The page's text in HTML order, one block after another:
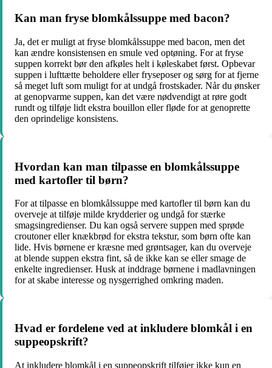
Kan man fryse blomkålssuppe med bacon?
Ja, det er muligt at fryse blomkålssuppe med bacon, men det
kan ændre konsistensen en smule ved optøning. For at fryse
suppen korrekt bør den afkøles helt i køleskabet først. Opbevar
suppen i lufttætte beholdere eller fryseposer og sørg for at fjerne
så meget luft som muligt for at undgå frostskader. Når du ønsker
at genopvarme suppen, kan det være nødvendigt at røre godt
rundt og tilføje lidt ekstra bouillon eller fløde for at genoprette
den oprindelige konsistens.
Hvordan kan man tilpasse en blomkålssuppe
med kartofler til børn?
For at tilpasse en blomkålssuppe med kartofler til børn kan du
overveje at tilføje milde krydderier og undgå for stærke
smagsingredienser. Du kan også servere suppen med sprøde
croutoner eller knækbrød for ekstra tekstur, som børn ofte kan
lide. Hvis børnene er kræsne med grøntsager, kan du overveje
at blende suppen ekstra fint, så de ikke kan se eller smage de
enkelte ingredienser. Husk at inddrage børnene i madlavningen
for at skabe interesse og nysgerrighed omkring maden.
Hvad er fordelene ved at inkludere blomkål i en
suppeopskrift?
At inkludere blomkål i en suppeopskrift tilføjer ikke kun en